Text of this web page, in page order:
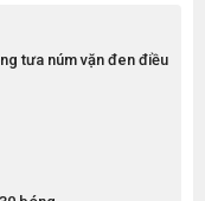
tưa núm vặn đen điều